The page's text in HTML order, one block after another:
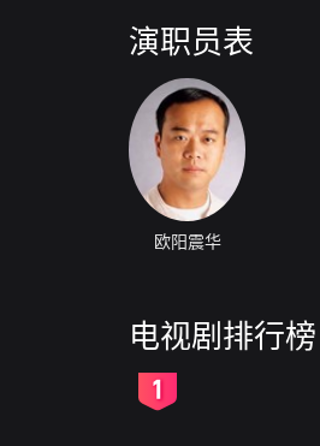
演职员表
欧阳震华
电视剧排行榜